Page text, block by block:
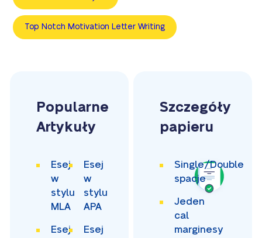
Top Notch Motivation Letter Writing
Popularne
Artykuły
Esej
w
stylu
MLA
Esej
w
stylu
APA
Esej
Esej
Szczegóły
papieru
Single/Double
spacje
Jeden
cal
marginesy